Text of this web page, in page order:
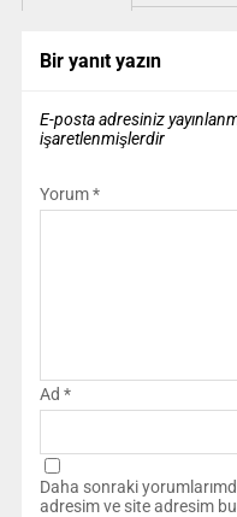
Bir yanıt yazın
E-posta adresiniz
işaretlenmişlerdir
Yorum*
Ad *
Daha sonraki
adresim ve site adresim